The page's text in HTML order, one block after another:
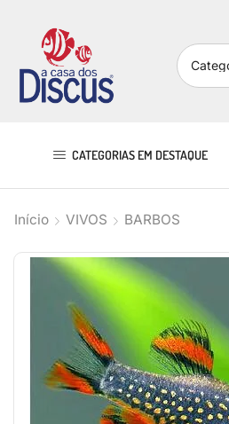
CATEGORIAS EM DESTAQUE
Início VIVOS BARBOS